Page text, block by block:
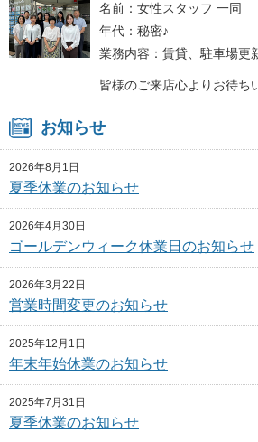
名前：女性スタッフ 一同
年代：秘密♪
業務内容：賃貸、駐車場更
皆様のご来店心よりお待ち
お知らせ
2026年8月1日
夏季休業のお知らせ
2026年4月30日
ゴールデンウィーク休業日のお知らせ
2026年3月22日
営業時間変更のお知らせ
2025年12月1日
年末年始休業のお知らせ
2025年7月31日
夏季休業のお知らせ